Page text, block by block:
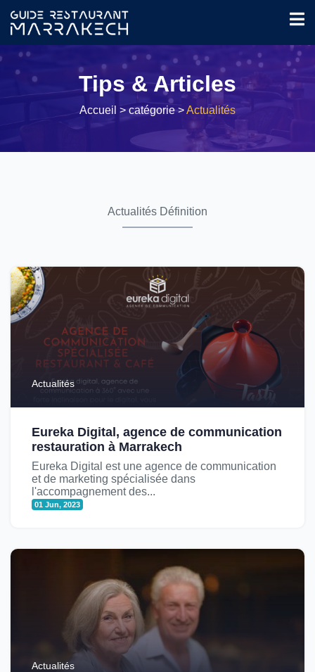
Tips & Articles
Accueil > catégorie >Actualités
Actualités Définition
Actualités
Eureka Digital, agence de communication
restauration à Marrakech
Eureka Digital est une agence de communication
et de marketing spécialisée dans
l'accompagnement des...
01 Jun, 2023
Actualités